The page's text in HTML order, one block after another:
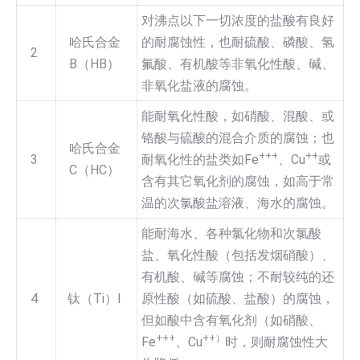
2
哈氏合金
B（HB）
对沸点以下一切浓度的盐酸有良好
的耐腐蚀性，也耐硫酸、磷酸、氢
氟酸、有机酸等非氧化性酸、碱、
非氧化盐液的腐蚀。
3
哈氏合金
C（HC）
能耐氧化性酸，如硝酸、混酸、或
铬酸与硫酸的混合介质的腐蚀；也
耐氧化性的盐类如Fe+++ 、Cu++或
含有其它氧化剂的腐蚀，如高于常
温的次氯酸盐溶液、海水的腐蚀。
4 钛（Ti）I
能耐海水、各种氯化物和次氯酸
盐、氧化性酸（包括发烟硝酸）、
有机酸、碱等腐蚀；不耐较纯的还
原性酸（如硫酸、盐酸）的腐蚀，
但如酸中含有氧化剂（如硝酸、
Fe+++ 、Cu++） 时，则耐腐蚀性大